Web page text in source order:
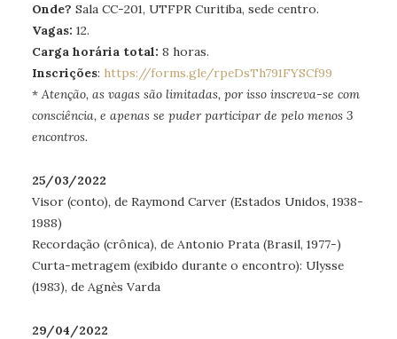
Onde? Sala CC-201, UTFPR Curitiba, sede centro.
Vagas: 12.
Carga horária total: 8 horas.
Inscrições: https://forms.gle/rpeDsTh791FYSCf99
* Atenção, as vagas são limitadas, por isso inscreva-se com
consciência, e apenas se puder participar de pelo menos 3
encontros.
25/03/2022
Visor (conto), de Raymond Carver (Estados Unidos, 1938-
1988)
Recordação (crônica), de Antonio Prata (Brasil, 1977-)
Curta-metragem (exibido durante o encontro): Ulysse
(1983), de Agnès Varda
29/04/2022